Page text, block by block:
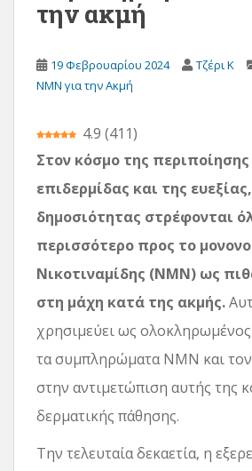
την ακμή
19 Φεβρουαρίου 2024 Τζέρι Κ
NMN για την Ακμή
4.9 (411)
Στον κόσμο της περιποίησης
επιδερμίδας και της
δημοσιότητας στρέφονται
περισσότερο προς το
Νικοτιναμίδης (NMN) ως
στη μάχη κατά της ακμής.
χρησιμεύει ως
τα συμπληρώματα NMN και
στην αντιμετώπιση αυτής της
δερματικής πάθησης.
Την τελευταία δεκαετία, η